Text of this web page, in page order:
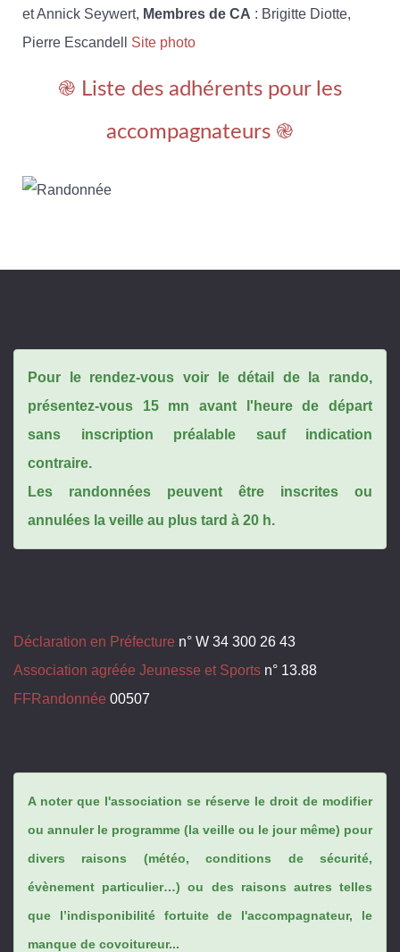
et Annick Seywert, Membres de CA : Brigitte Diotte,
Pierre Escandell Site photo
֎ Liste des adhérents pour les
accompagnateurs ֎
Pour le rendez-vous voir le détail de la rando,
présentez-vous 15 mn avant l'heure de départ
sans inscription préalable sauf indication
contraire.
Les randonnées peuvent être inscrites ou
annulées la veille au plus tard à 20 h.
Déclaration en Préfecture n° W 34 300 26 43
Association agréée Jeunesse et Sports n° 13.88
FFRandonnée 00507
A noter que l'association se réserve le droit de modifier
ou annuler le programme (la veille ou le jour même) pour
divers raisons (météo, conditions de sécurité,
évènement particulier…) ou des raisons autres telles
que l’indisponibilité fortuite de l'accompagnateur, le
manque de covoitureur...